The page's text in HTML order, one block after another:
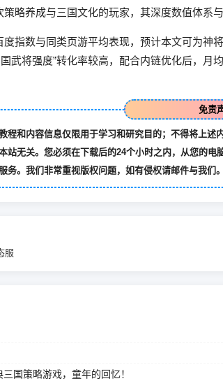
略养成与三国文化的玩家，其深度数值体系
指数与同类页游平均表现，预计本文可为神
国武将强度”转化率较高，配合内链优化后，
免责
程和内容信息仅限用于学习和研究目的；不得将上
站无关。您必须在下载后的24个小时之内，从您的
务。我们非常重视版权问题，如有侵权请邮件与我
服
国策略游戏，童年的回忆！